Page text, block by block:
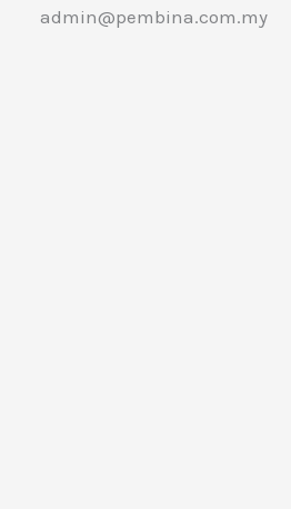
admin@pembina.com.my